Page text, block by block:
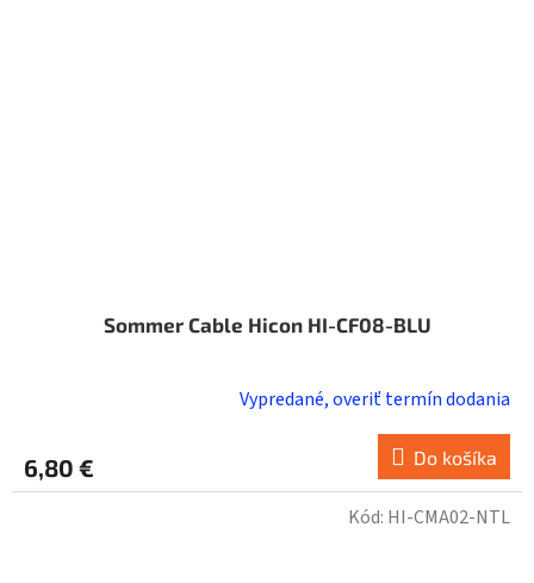
Sommer Cable Hicon HI-CF08-BLU
Vypredané, overiť termín dodania
6,80 € Do košíka
Kód: HI-CMA02-NTL